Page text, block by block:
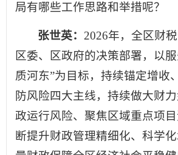
局有哪些工作思路和举措呢？
张世英：2026年，全区财
区委、区政府的决策部署，以
质河东”为目标，持续锚定增收
防风险四大主线，持续做大财
政运行风险、聚焦区域重点项
断提升财政管理精细化、科学